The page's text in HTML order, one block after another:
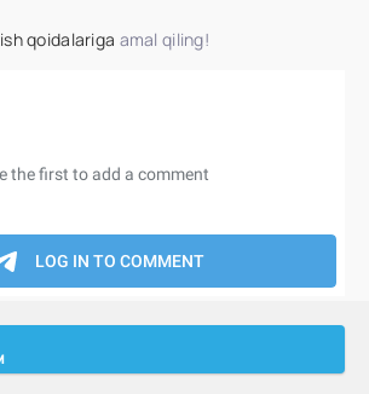
qoidalariga amal qiling!